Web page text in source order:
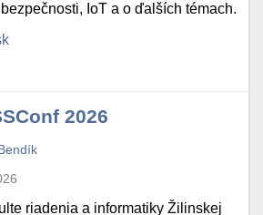
IoT a o ďalších témach.
2026
riadenia a informatiky Žilinskej